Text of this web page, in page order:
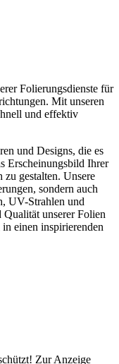
Folierungsdienste für
Mit unseren
und effektiv
und Designs, die es
Erscheinungsbild Ihrer
gestalten. Unsere
sondern auch
UV-Strahlen und
unserer Folien
einen inspirierenden
Zur Anzeige